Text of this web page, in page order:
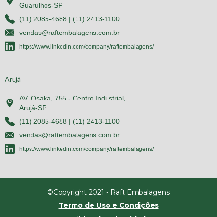
Guarulhos-SP
(11) 2085-4688 | (11) 2413-1100
vendas@raftembalagens.com.br
https://www.linkedin.com/company/raftembalagens/
Arujá
AV. Osaka, 755 - Centro Industrial,
Arujá-SP
(11) 2085-4688 | (11) 2413-1100
vendas@raftembalagens.com.br
https://www.linkedin.com/company/raftembalagens/
©Copyright 2021 - Raft Embalagens
Termo de Uso e Condições